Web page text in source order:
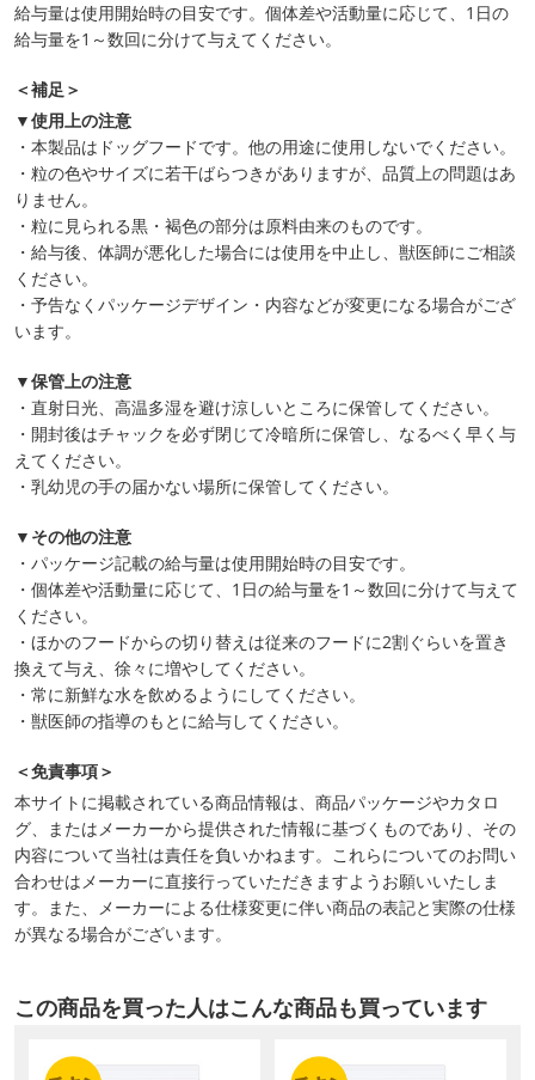
給与量は使用開始時の目安です。個体差や活動量に応じて、1日の
給与量を1～数回に分けて与えてください。
＜補足＞
▼使用上の注意
・本製品はドッグフードです。他の用途に使用しないでください。
・粒の色やサイズに若干ばらつきがありますが、品質上の問題はあ
りません。
・粒に見られる黒・褐色の部分は原料由来のものです。
・給与後、体調が悪化した場合には使用を中止し、獣医師にご相談
ください。
・予告なくパッケージデザイン・内容などが変更になる場合がござ
います。
▼保管上の注意
・直射日光、高温多湿を避け涼しいところに保管してください。
・開封後はチャックを必ず閉じて冷暗所に保管し、なるべく早く与
えてください。
・乳幼児の手の届かない場所に保管してください。
▼その他の注意
・パッケージ記載の給与量は使用開始時の目安です。
・個体差や活動量に応じて、1日の給与量を1～数回に分けて与えて
ください。
・ほかのフードからの切り替えは従来のフードに2割ぐらいを置き
換えて与え、徐々に増やしてください。
・常に新鮮な水を飲めるようにしてください。
・獣医師の指導のもとに給与してください。
＜免責事項＞
本サイトに掲載されている商品情報は、商品パッケージやカタロ
グ、またはメーカーから提供された情報に基づくものであり、その
内容について当社は責任を負いかねます。これらについてのお問い
合わせはメーカーに直接行っていただきますようお願いいたしま
す。また、メーカーによる仕様変更に伴い商品の表記と実際の仕様
が異なる場合がございます。
この商品を買った人はこんな商品も買っています